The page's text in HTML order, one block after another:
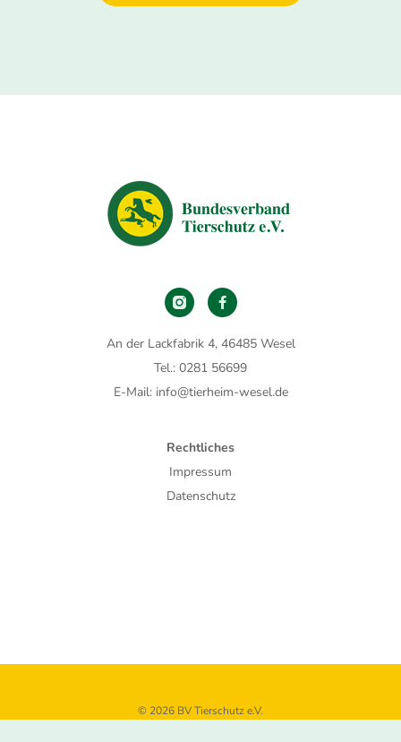
An der Lackfabrik 4, 46485 Wesel
Tel.: 0281 56699
E-Mail: info@tierheim-wesel.de
Rechtliches
Impressum
Datenschutz
© 2026 BV Tierschutz e.V.